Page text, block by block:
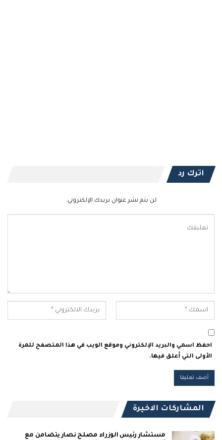
اترك رد
لن يتم نشر عنوان بريدك الإلكتروني.
احفظ اسمي والبريد الإلكتروني وموقع الويب في هذا المتصفح للمرة
الأولى التي أعلق فيها.
المشاركات الاخيرة
مستشار رئيس الوزراء مصلح نصار يتضامن مع